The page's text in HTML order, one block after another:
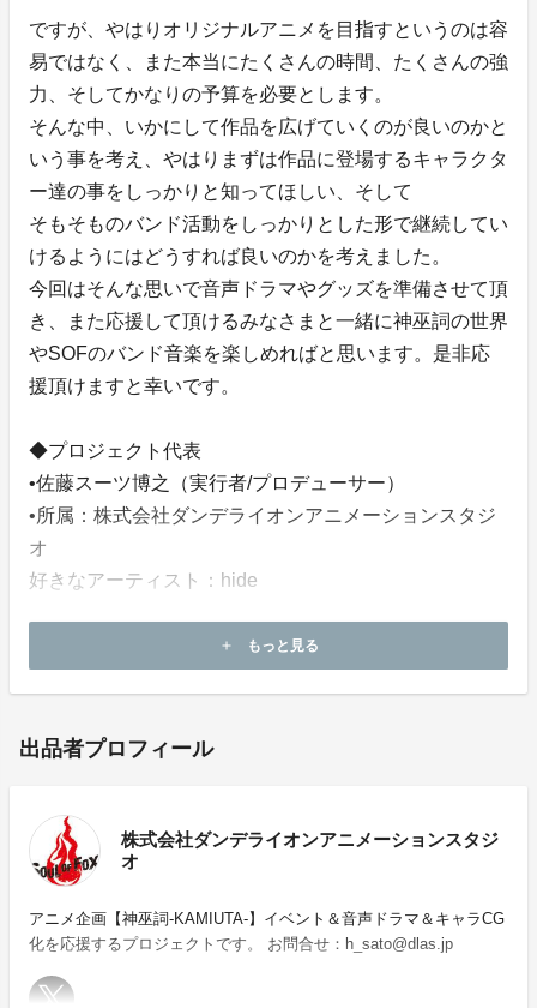
ですが、やはりオリジナルアニメを目指すというのは容
易ではなく、また本当にたくさんの時間、たくさんの強
力、そしてかなりの予算を必要とします。
そんな中、いかにして作品を広げていくのが良いのかと
いう事を考え、やはりまずは作品に登場するキャラクタ
ー達の事をしっかりと知ってほしい、そして
そもそものバンド活動をしっかりとした形で継続してい
けるようにはどうすれば良いのかを考えました。
今回はそんな思いで音声ドラマやグッズを準備させて頂
き、また応援して頂けるみなさまと一緒に神巫詞の世界
やSOFのバンド音楽を楽しめればと思います。是非応
援頂けますと幸いです。
◆プロジェクト代表
•佐藤スーツ博之（実行者/プロデューサー）
•所属：株式会社ダンデライオンアニメーションスタジ
オ
好きなアーティスト：hide
代表作：マクロス７（動）、爆走兄弟レッツ＆ゴー
かぶって（制作）、ゆゆ式（CD）、ACTORSシリーズ
OJECT（CGプロデューサー）、THE FIRST SLAM DU
NK（制作管理）、神巫詞-KAMIUTA-（企画・原案）、
add もっと見る
出品者プロフィール
株式会社ダンデライオンアニメーションスタジ
オ
アニメ企画【神巫詞-KAMIUTA-】イベント＆音声ドラマ＆キャラCG
化を応援するプロジェクトです。 お問合せ：h_sato@dlas.jp